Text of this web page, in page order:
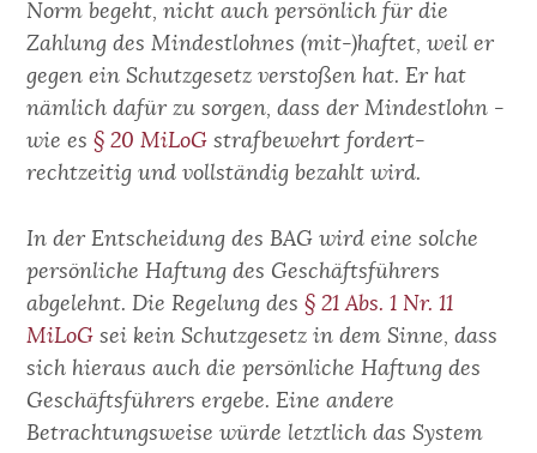
Norm begeht, nicht auch persönlich für die
Zahlung des Mindestlohnes (mit-)haftet, weil er
gegen ein Schutzgesetz verstoßen hat. Er hat
nämlich dafür zu sorgen, dass der Mindestlohn -
wie es§ 20 MiLoG strafbewehrt fordert-
rechtzeitig und vollständig bezahlt wird.
In der Entscheidung des BAG wird eine solche
persönliche Haftung des Geschäftsführers
abgelehnt. Die Regelung des§ 21 Abs. 1 Nr. 11
MiLoG sei kein Schutzgesetz in dem Sinne, dass
sich hieraus auch die persönliche Haftung des
Geschäftsführers ergebe. Eine andere
Betrachtungsweise würde letztlich das System